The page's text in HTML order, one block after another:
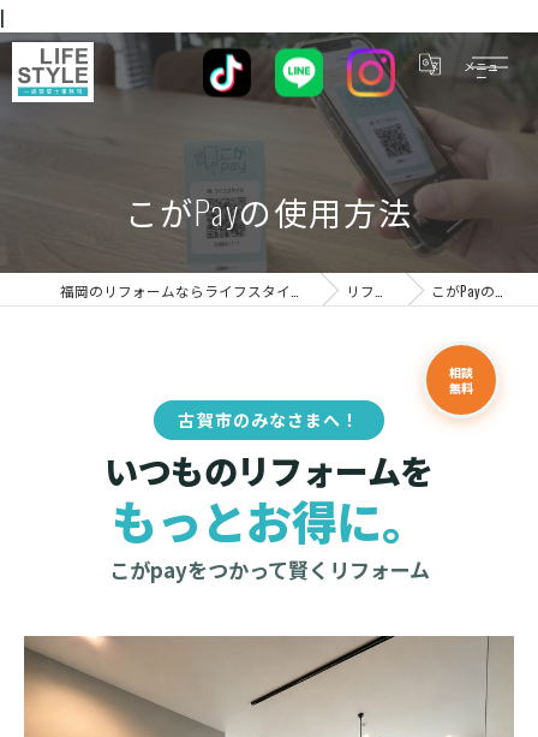
|
こがPayの使用方法
リフォーム こがPayの使用方法
相談
無料
古賀市のみなさまへ！
いつものリフォームを
もっとお得に。
こがpayをつかって賢くリフォーム